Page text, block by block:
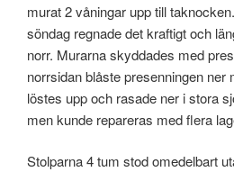
murat 2 våningar upp till
söndag regnade det kraftigt och
norr. Murarna skyddades med
norrsidan blåste presenningen ner
löstes upp och rasade ner i stora
men kunde repareras med flera
Stolparna 4 tum stod omedelbart